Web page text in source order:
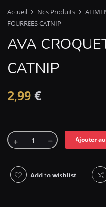
Accueil Nos Produits
FOURREES CATNIP
AVA
CATNIP
2,99 €
Ajouter
Add to wishlist